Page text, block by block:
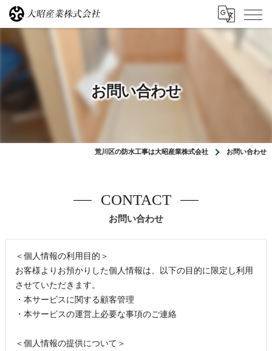
お問い合わせ
荒川区の防水工事は大昭産業株式会社 お問い合わせ
お問い合わせ
CONTACT
＜個人情報の利用目的＞
お客様よりお預かりした個人情報は、以下の目的に限定し利用
させていただきます。
・本サービスに関する顧客管理
・本サービスの運営上必要な事項のご連絡
＜個人情報の提供について＞